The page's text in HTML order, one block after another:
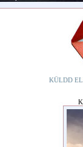
KÜLDD